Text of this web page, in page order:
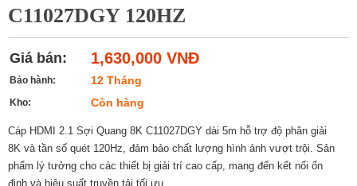
C11027DGY 120HZ
Giá bán: 1,630,000 VNĐ
Bảo hành: 12 Tháng
Kho: Còn hàng
Cáp HDMI 2.1 Sợi Quang 8K C11027DGY dài 5m hỗ trợ độ phân giải
8K và tần số quét 120Hz, đảm bảo chất lượng hình ảnh vượt trội. Sản
phẩm lý tưởng cho các thiết bị giải trí cao cấp, mang đến kết nối ổn
định và hiệu suất truyền tải tối ưu.